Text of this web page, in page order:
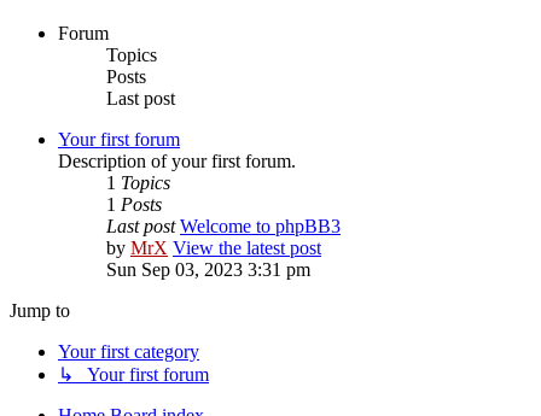
Forum
Topics
Posts
Last post
Your first forum
Description of your first forum.
1 Topics
1 Posts
Last post Welcome to phpBB3
by MrX View the latest post
Sun Sep 03, 2023 3:31 pm
Jump to
Your first category
↳ Your first forum